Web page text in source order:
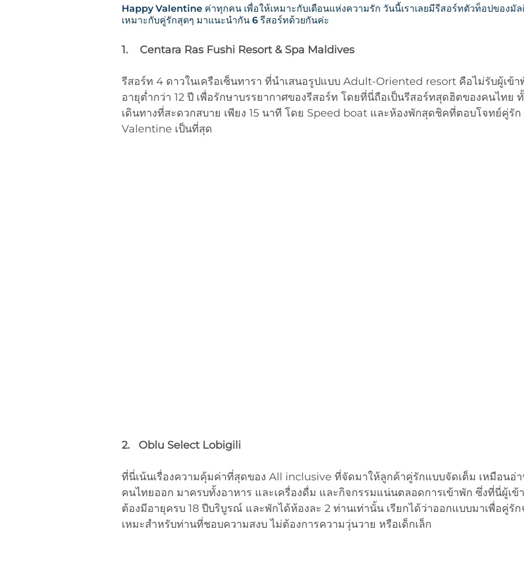
Happy Valentine ค่าทุกคน เพื่อให้เหมาะกับเดือนแห่งความรัก วันนี้เราเลยมีรีสอร์ทตัวท็อปของมั
เหมาะกับคู่รักสุดๆ มาแนะนำกัน 6 รีสอร์ทด้วยกันค่ะ
1.    Centara Ras Fushi Resort & Spa Maldives
รีสอร์ท 4 ดาวในเครือเซ็นทารา ที่นำเสนอรูปแบบ Adult-Oriented resort คือไม่รับผู้เข้า
อายุต่ำกว่า 12 ปี เพื่อรักษาบรรยากาศของรีสอร์ท โดยที่นี่ถือเป็นรีสอร์ทสุดฮิตของคนไทย
เดินทางที่สะดวกสบาย เพียง 15 นาที โดย Speed boat และห้องพักสุดชิคที่ตอบโจทย์คู่รัก
Valentine เป็นที่สุด
2.   Oblu Select Lobigili
ที่นี่เน้นเรื่องความคุ้มค่าที่สุดของ All inclusive ที่จัดมาให้ลูกค้าคู่รักแบบจัดเต็ม เหมือนอ่า
คนไทยออก มาครบทั้งอาหาร และเครื่องดื่ม และกิจกรรมแน่นตลอดการเข้าพัก ซึ่งที่นี่ผู้เข้
ต้องมีอายุครบ 18 ปีบริบูรณ์ และพักได้ห้องละ 2 ท่านเท่านั้น เรียกได้ว่าออกแบบมาเพื่อคู่รัก
เหมะสำหรับท่านที่ชอบความสงบ ไม่ต้องการความวุ่นวาย หรือเด็กเล็ก